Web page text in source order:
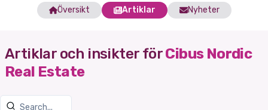
Översikt Artiklar Nyheter
Artiklar och insikter för Cibus Nordic
Real Estate